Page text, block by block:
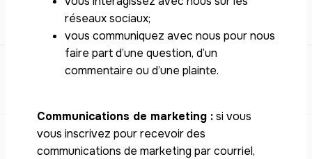
réseaux sociaux;
vous communiquez avec nous pour nous
faire part d’une question, d’un
commentaire ou d’une plainte.
Communications de marketing :si vous
vous inscrivez pour recevoir des
communications de marketing par courriel,